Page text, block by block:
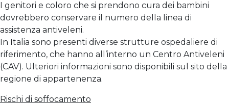
I genitori e coloro che si prendono cura dei bambini
dovrebbero conservare il numero della linea di
assistenza antiveleni.
In Italia sono presenti diverse strutture ospedaliere di
riferimento, che hanno all’interno un Centro Antiveleni
(CAV). Ulteriori informazioni sono disponibili sul sito della
regione di appartenenza.
Rischi di soffocamento